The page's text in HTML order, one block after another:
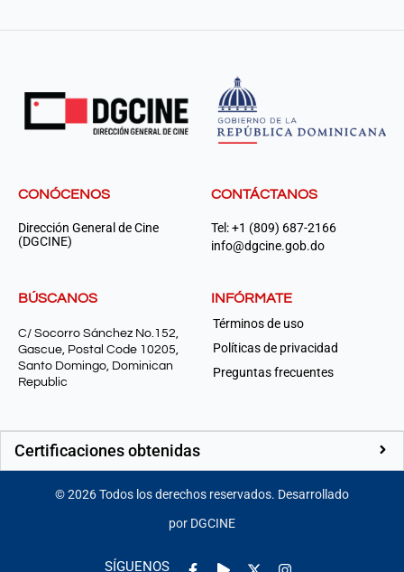
CONÓCENOS
Dirección General de Cine
(DGCINE)
CONTÁCTANOS
Tel: +1 (809) 687-2166
info@dgcine.gob.do
BÚSCANOS
C/ Socorro Sánchez No.152,
Gascue, Postal Code 10205,
Santo Domingo, Dominican
Republic
INFÓRMATE
Términos de uso
Políticas de privacidad
Preguntas frecuentes
Certificaciones obtenidas
©2026Todos los derechos reservados. Desarrollado
por DGCINE
SÍGUENOS
Facebook-
Play Instagram